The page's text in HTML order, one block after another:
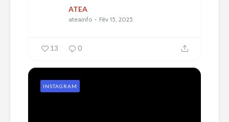
ATEA
ateainfo Fév 15, 2025
13 0
INSTAGRAM